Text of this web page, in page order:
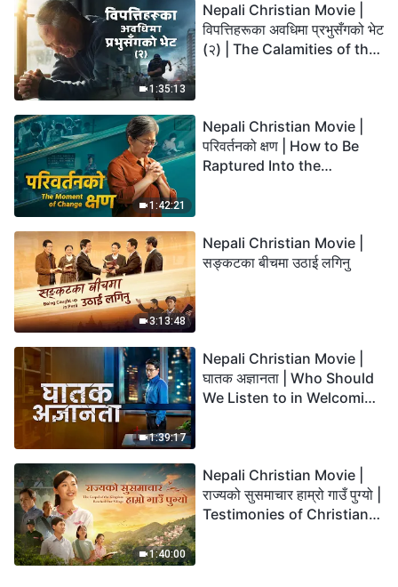
1:35:13
Nepali Christian Movie |
विपत्तिहरूका अवधिमा प्रभुसँगको भेट
(२) | The Calamities of the
1:42:21
Nepali Christian Movie |
परिवर्तनको क्षण | How to Be
Raptured Into the
3:13:48
Nepali Christian Movie |
सङ्कटका बीचमा उठाई लगिनु
1:39:17
Nepali Christian Movie |
घातक अज्ञानता | Who Should
We Listen to in Welcoming
1:40:00
Nepali Christian Movie |
राज्यको सुसमाचार हाम्रो गाउँ पुग्यो |
Testimonies of Christians